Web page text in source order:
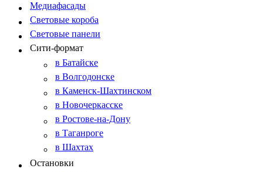
Медиафасады
Световые короба
Световые панели
Сити-формат
в Батайске
в Волгодонске
в Каменск-Шахтинском
в Новочеркасске
в Ростове-на-Дону
в Таганроге
в Шахтах
Остановки